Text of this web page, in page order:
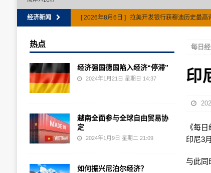
经济新闻 [ 2026年8月6日 ] 拉美开发银行获穆迪历史最高
每日
印
《每
印尼3
与此同
热点
经济强国德国陷入经济“停滞”
2024年1月21日 星期日 14:37
越南全面参与全球自由贸易协
定
2024年1月9日 星期二 21:09
如何振兴尼泊尔经济？